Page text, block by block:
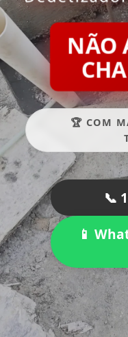
NÃO
🏆 COM
📞
📱